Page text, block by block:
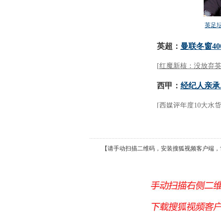
【请手动扫描二维码，安装搜狐视频客户端，